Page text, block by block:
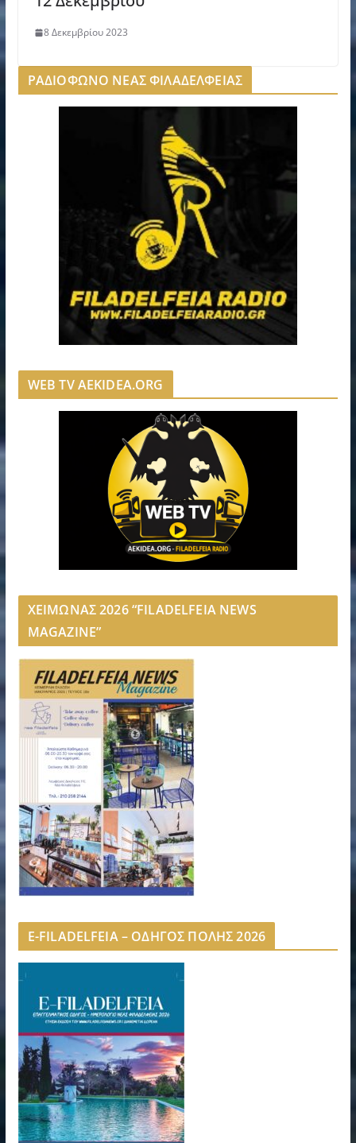
8 Δεκεμβρίου 2023
ΡΑΔΙΟΦΩΝΟ ΝΕΑΣ ΦΙΛΑΔΕΛΦΕΙΑΣ
WEB TV AEKIDEA.ORG
ΧΕΙΜΩΝΑΣ 2026 “FILADELFEIA NEWS
MAGAZINE”
E-FILADELFEIA – ΟΔΗΓΟΣ ΠΟΛΗΣ 2026